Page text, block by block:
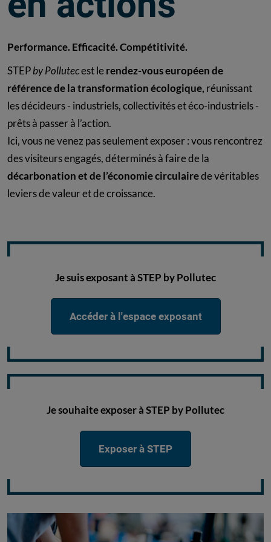
Performance. Efficacité. Compétitivité.
STEPby Pollutecest lerendez-vous européen de
référence de la transformation écologique, réunissant
les décideurs - industriels, collectivités et éco-industriels -
prêts à passer à l’action.
Ici, vous ne venez pas seulement exposer : vous rencontrez
des visiteurs engagés, déterminés à faire de la
décarbonation et de l’économie circulairede véritables
leviers de valeur et de croissance.
Je suis exposant à STEP by Pollutec
Accéder à l'espace exposant
Je souhaite exposer à STEP by Pollutec
Exposer à STEP